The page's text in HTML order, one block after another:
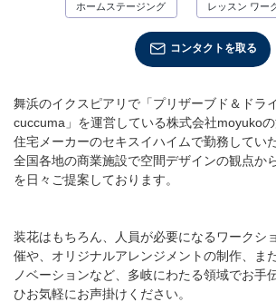
店舗情報・営業日
採用情報
お問い合わせ
プライバシーポリシー
OFFICIAL SNS
ホームステージング レッスン ワー
コンタクトを取る
舞浜のイクスピアリで「プリザーブド＆ドラ
cuccuma」を運営している株式会社moyukoの
住宅メーカーのセキスイハイムで勤務してい
全国各地の商業施設で空間デザインの観点か
を日々ご提案しております。
装花はもちろん、人員が必要になるワークシ
催や、オリジナルアレンジメントの制作、ま
ノベーションなど、多岐にわたる領域でお手
ひお気軽にお声掛けください。